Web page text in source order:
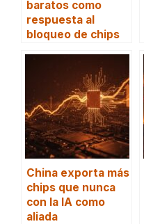
baratos como
respuesta al
bloqueo de chips
China exporta más
chips que nunca
con la IA como
aliada